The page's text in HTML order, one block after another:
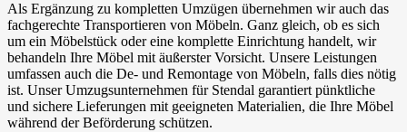
Als Ergänzung zu kompletten Umzügen übernehmen wir auch das
fachgerechte Transportieren von Möbeln. Ganz gleich, ob es sich
um ein Möbelstück oder eine komplette Einrichtung handelt, wir
behandeln Ihre Möbel mit äußerster Vorsicht. Unsere Leistungen
umfassen auch die De- und Remontage von Möbeln, falls dies nötig
ist. Unser Umzugsunternehmen für Stendal garantiert pünktliche
und sichere Lieferungen mit geeigneten Materialien, die Ihre Möbel
während der Beförderung schützen.